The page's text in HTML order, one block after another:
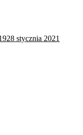
28 stycznia 2021